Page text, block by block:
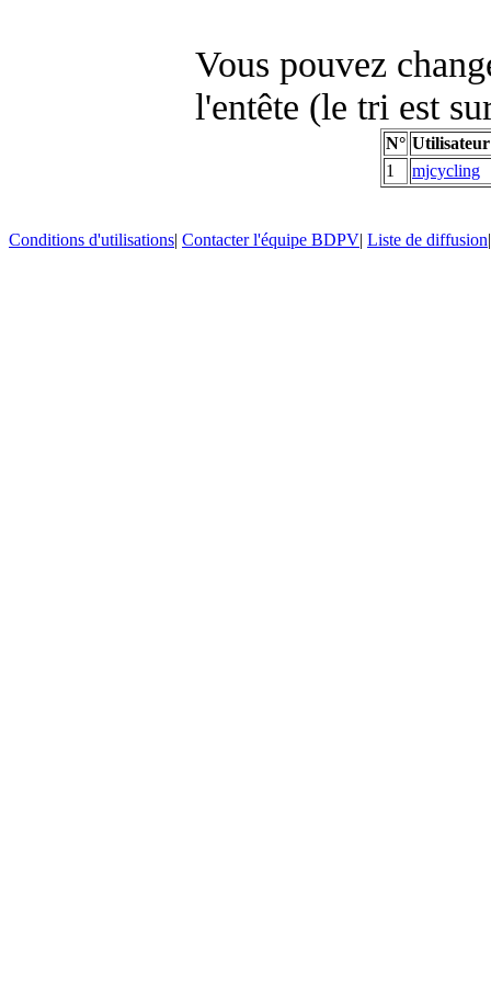
Vous pouvez
l'entête (le tri est
N° Utilisateur
1
mjcycling
Conditions d'utilisations| Contacter l'équipe BDPV| Liste de diffusion